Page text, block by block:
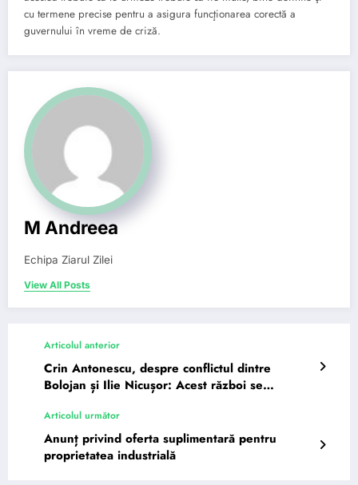
cu termene precise pentru a asigura funcţionarea corectă a
guvernului în vreme de criză.
M Andreea
Echipa Ziarul Zilei
View All Posts
Articolul anterior
Crin Antonescu, despre conflictul dintre
Bolojan și Ilie Nicușor: Acest război se
Articolul următor
Anunț privind oferta suplimentară pentru
proprietatea industrială